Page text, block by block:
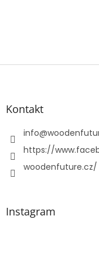
Z
Kontakt
info@
https://
woodenfuture.cz/
Instagram